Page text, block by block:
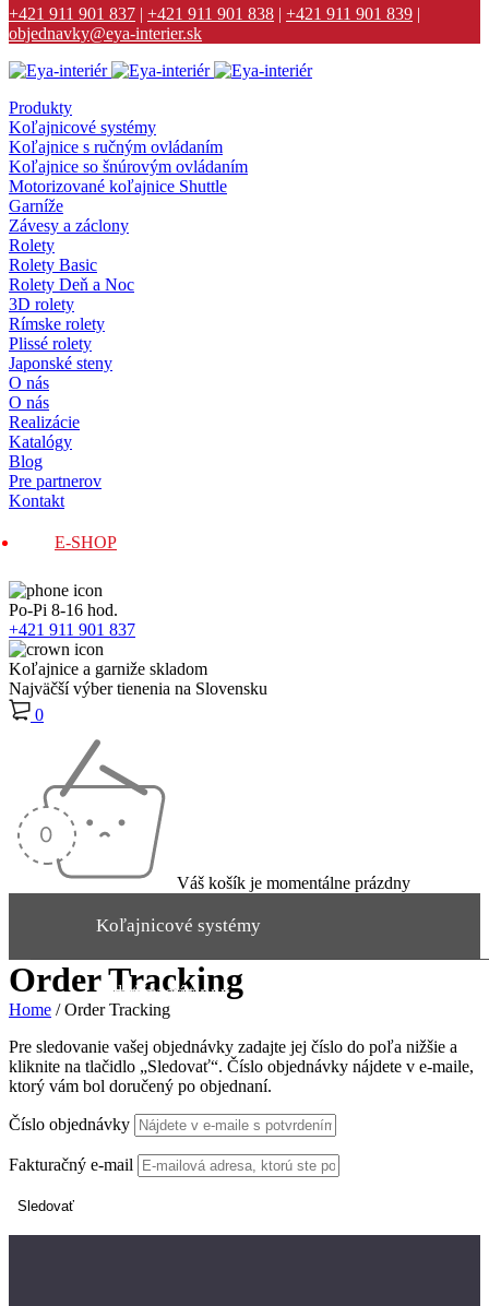
+421 911 901 837 | +421 911 901 838 | +421 911 901 839 |
objednavky@eya-interier.sk
Produkty
Koľajnicové systémy
Koľajnice s ručným ovládaním
Koľajnice so šnúrovým ovládaním
Motorizované koľajnice Shuttle
Garníže
Závesy a záclony
Rolety
Rolety Basic
Rolety Deň a Noc
3D rolety
Rímske rolety
Plissé rolety
Japonské steny
O nás
O nás
Realizácie
Katalógy
Blog
Pre partnerov
Kontakt
E-SHOP
Po-Pi 8-16 hod.
+421 911 901 837
Koľajnice a garniže skladom
Najväčší výber tienenia na Slovensku
0
Váš košík je momentálne prázdny
Koľajnicové systémy
Garniže
Rímske rolety
Závesy a záclony
Rolety
Order Tracking
Home / Order Tracking
Pre sledovanie vašej objednávky zadajte jej číslo do poľa nižšie a
kliknite na tlačidlo „Sledovať“. Číslo objednávky nájdete v e-maile,
ktorý vám bol doručený po objednaní.
Číslo objednávky
Fakturačný e-mail
Sledovať